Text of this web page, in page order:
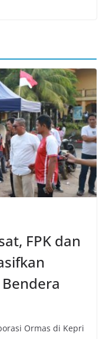
FPK dan
Ormas di Kepri